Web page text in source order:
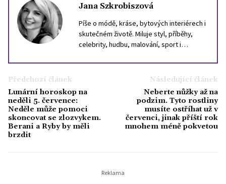
Jana Szkrobiszová
Píše o módě, kráse, bytových interiérech i
skutečném životě. Miluje styl, příběhy,
celebrity, hudbu, malování, sport i
lidech kolem sebe. Věří, že dobrý text
může být stejně silný jako dobrý parfém,
který ve vás zanechá stopu.
Předchozí článek
Lunární horoskop na
neděli 5. července:
Neděle může pomoci
skoncovat se zlozvykem.
Berani a Ryby by měli
brzdit
Následující článek
Neberte nůžky až na
podzim. Tyto rostliny
musíte ostříhat už v
červenci, jinak příští rok
mnohem méně pokvetou